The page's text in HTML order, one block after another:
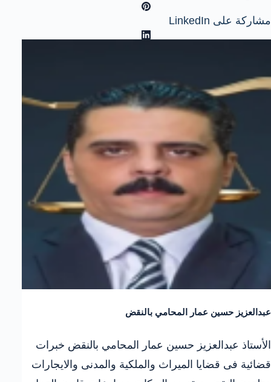
مشاركة على LinkedIn
عبدالعزيز حسين عمار المحامي بالنقض
الأستاذ عبدالعزيز حسين عمار المحامي بالنقض خبرات
قضائية فى قضايا الميراث والملكية والمدنى والايجارات